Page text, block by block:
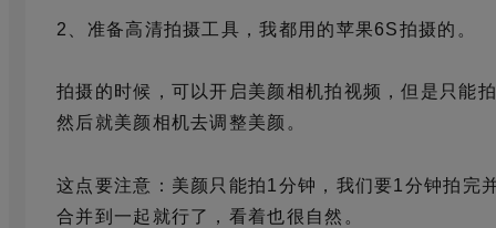
2、准备高清拍摄工具，我都用的苹果6S拍摄的。
拍摄的时候，可以开启美颜相机拍视频，但是只能
然后就美颜相机去调整美颜。
这点要注意：美颜只能拍1分钟，我们要1分钟拍完
合并到一起就行了，看着也很自然。